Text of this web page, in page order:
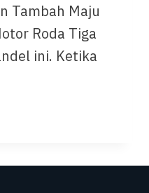
Tambah Maju
Roda Tiga
ini. Ketika